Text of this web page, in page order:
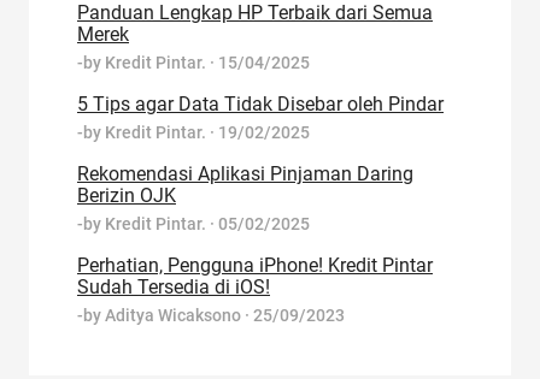
Panduan Lengkap HP Terbaik dari Semua
Merek
-by Kredit Pintar. · 15/04/2025
5 Tips agar Data Tidak Disebar oleh Pindar
-by Kredit Pintar. · 19/02/2025
Rekomendasi Aplikasi Pinjaman Daring
Berizin OJK
-by Kredit Pintar. · 05/02/2025
Perhatian, Pengguna iPhone! Kredit Pintar
Sudah Tersedia di iOS!
-byAditya Wicaksono · 25/09/2023